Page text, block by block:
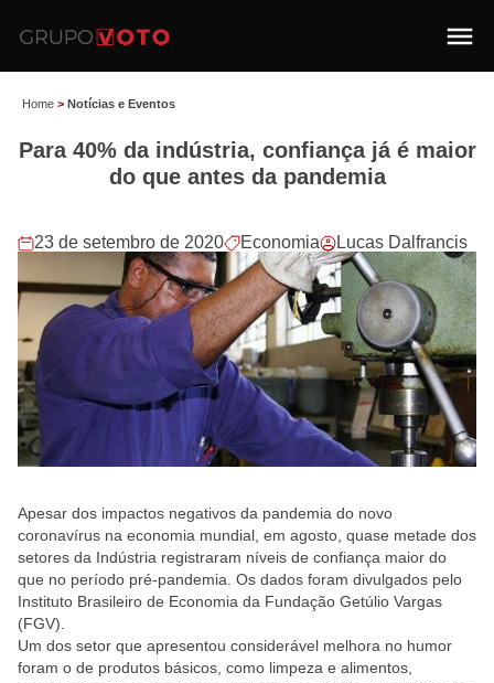
Home > Notícias e Eventos
Para 40% da indústria, confiança já é maior
do que antes da pandemia
23 de setembro de 2020 Economia Lucas Dalfrancis
Apesar dos impactos negativos da pandemia do novo
coronavírus na economia mundial, em agosto, quase metade dos
setores da Indústria registraram níveis de confiança maior do
que no período pré-pandemia. Os dados foram divulgados pelo
Instituto Brasileiro de Economia da Fundação Getúlio Vargas
(FGV).
Um dos setor que apresentou considerável melhora no humor
foram o de produtos básicos, como limpeza e alimentos,